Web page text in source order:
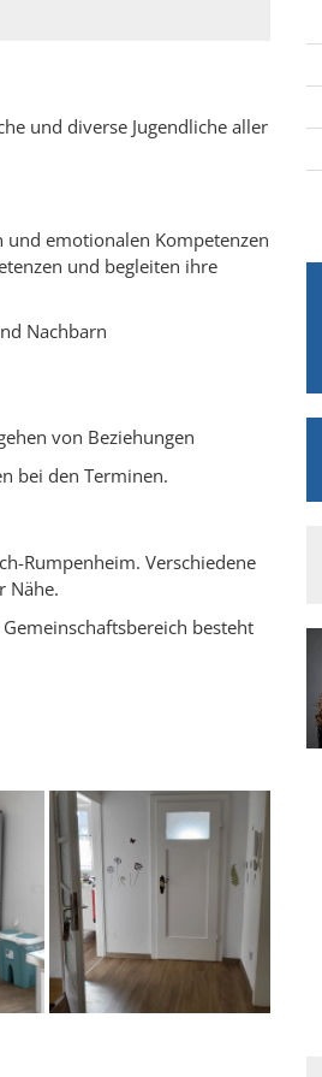
und diverse Jugendliche aller
und emotionalen Kompetenzen
und begleiten ihre
Nachbarn
von Beziehungen
bei den Terminen.
Rumpenheim. Verschiedene
Nähe.
besteht